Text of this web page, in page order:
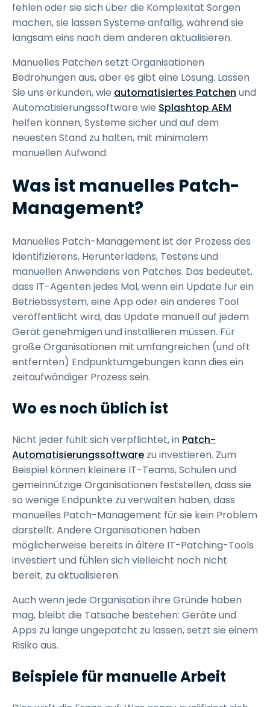
fehlen oder sie sich über die Komplexität Sorgen
machen, sie lassen Systeme anfällig, während sie
langsam eins nach dem anderen aktualisieren.
Manuelles Patchen setzt Organisationen
Bedrohungen aus, aber es gibt eine Lösung. Lassen
Sie uns erkunden, wie automatisiertes Patchen und
Automatisierungssoftware wie Splashtop AEM
helfen können, Systeme sicher und auf dem
neuesten Stand zu halten, mit minimalem
manuellen Aufwand.
Was ist manuelles Patch-
Management?
Manuelles Patch-Management ist der Prozess des
Identifizierens, Herunterladens, Testens und
manuellen Anwendens von Patches. Das bedeutet,
dass IT-Agenten jedes Mal, wenn ein Update für ein
Betriebssystem, eine App oder ein anderes Tool
veröffentlicht wird, das Update manuell auf jedem
Gerät genehmigen und installieren müssen. Für
große Organisationen mit umfangreichen (und oft
entfernten) Endpunktumgebungen kann dies ein
zeitaufwändiger Prozess sein.
Wo es noch üblich ist
Nicht jeder fühlt sich verpflichtet, in Patch-
Automatisierungssoftware zu investieren. Zum
Beispiel können kleinere IT-Teams, Schulen und
gemeinnützige Organisationen feststellen, dass sie
so wenige Endpunkte zu verwalten haben, dass
manuelles Patch-Management für sie kein Problem
darstellt. Andere Organisationen haben
möglicherweise bereits in ältere IT-Patching-Tools
investiert und fühlen sich vielleicht noch nicht
bereit, zu aktualisieren.
Auch wenn jede Organisation ihre Gründe haben
mag, bleibt die Tatsache bestehen: Geräte und
Apps zu lange ungepatcht zu lassen, setzt sie einem
Risiko aus.
Beispiele für manuelle Arbeit